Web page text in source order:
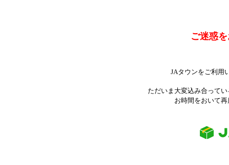
ご迷惑
JAタウンをご利用
ただいま大変込み合って
お時間をおいて